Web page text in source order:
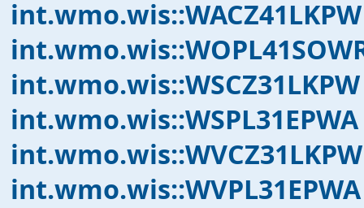
int.wmo.wis::WACZ41LKPW
int.wmo.wis::WSCZ31LKPW
int.wmo.wis::WSPL31EPWA
int.wmo.wis::WVCZ31LKPW
int.wmo.wis::WVPL31EPWA